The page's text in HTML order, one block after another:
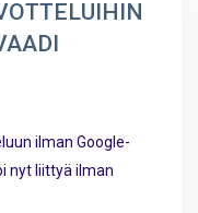
ilman Google-
nyt liittyä ilman